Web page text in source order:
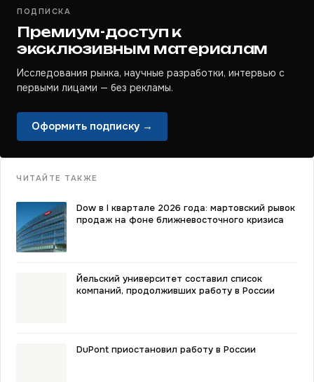
ПОДПИСКА
Премиум-доступ к
эксклюзивным материалам
Исследования рынка, научные разработки, интервью с
первыми лицами — без рекламы.
Оформить подписку →
ЧИТАЙТЕ ТАКЖЕ
Dow в I квартале 2026 года: мартовский рывок
продаж на фоне ближневосточного кризиса
Йельский университет составил список
компаний, продолживших работу в России
DuPont приостановил работу в России